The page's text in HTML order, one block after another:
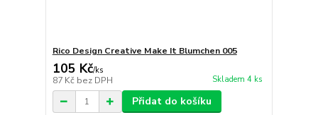
Rico Design Creative Make It Blumchen 005
105 Kč/ks
87 Kč bez DPH Skladem 4 ks
Přidat do košíku